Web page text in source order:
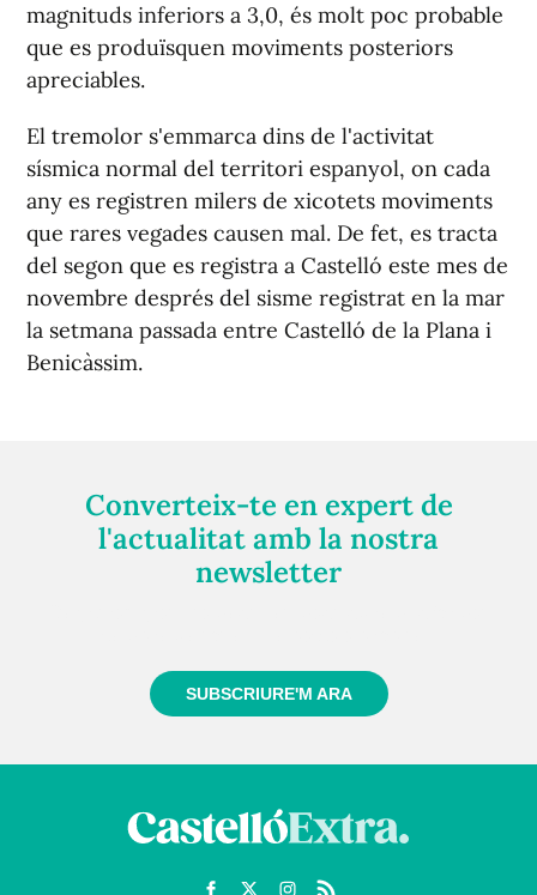
magnituds inferiors a 3,0, és molt poc probable
que es produïsquen moviments posteriors
apreciables.
El tremolor s'emmarca dins de l'activitat
sísmica normal del territori espanyol, on cada
any es registren milers de xicotets moviments
que rares vegades causen mal. De fet, es tracta
del segon que es registra a Castelló este mes de
novembre després del sisme registrat en la mar
la setmana passada entre Castelló de la Plana i
Benicàssim.
Converteix-te en expert de
l'actualitat amb la nostra
newsletter
SUBSCRIURE'M ARA